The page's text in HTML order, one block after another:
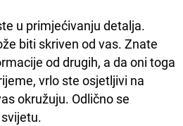
u primjećivanju detalja.
biti skriven od vas. Znate
od drugih, a da oni toga
vrlo ste osjetljivi na
okružuju. Odlično se